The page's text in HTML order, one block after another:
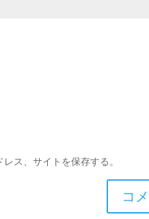
ス、サイトを保存する。